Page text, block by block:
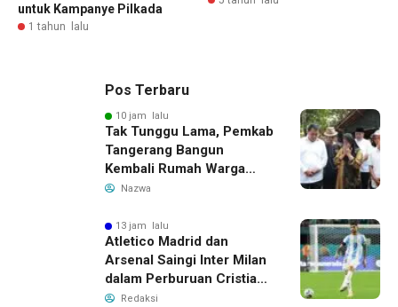
untuk Kampanye Pilkada
1 tahun lalu
Pos Terbaru
10 jam lalu
Tak Tunggu Lama, Pemkab
Tangerang Bangun
Kembali Rumah Warga
yang Roboh Akibat Puting
Nazwa
13 jam lalu
Atletico Madrid dan
Arsenal Saingi Inter Milan
dalam Perburuan Cristian
Romero, Transfer Bek
Redaksi